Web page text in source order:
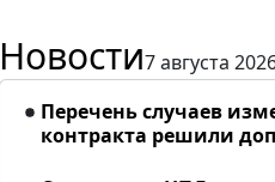
Новости7 августа
Перечень случаев
контракта решили